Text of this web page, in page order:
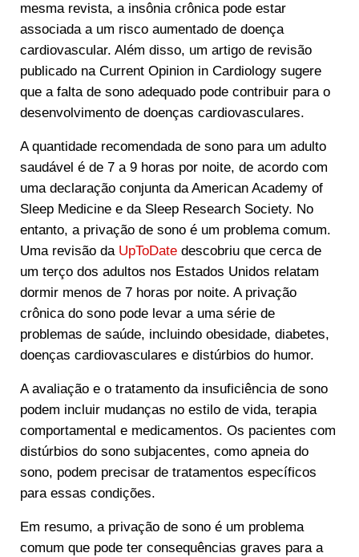
mesma revista, a insônia crônica pode estar
associada a um risco aumentado de doença
cardiovascular. Além disso, um artigo de revisão
publicado na Current Opinion in Cardiology sugere
que a falta de sono adequado pode contribuir para o
desenvolvimento de doenças cardiovasculares.
A quantidade recomendada de sono para um adulto
saudável é de 7 a 9 horas por noite, de acordo com
uma declaração conjunta da American Academy of
Sleep Medicine e da Sleep Research Society. No
entanto, a privação de sono é um problema comum.
Uma revisão da UpToDatedescobriu que cerca de
um terço dos adultos nos Estados Unidos relatam
dormir menos de 7 horas por noite. A privação
crônica do sono pode levar a uma série de
problemas de saúde, incluindo obesidade, diabetes,
doenças cardiovasculares e distúrbios do humor.
A avaliação e o tratamento da insuficiência de sono
podem incluir mudanças no estilo de vida, terapia
comportamental e medicamentos. Os pacientes com
distúrbios do sono subjacentes, como apneia do
sono, podem precisar de tratamentos específicos
para essas condições.
Em resumo, a privação de sono é um problema
comum que pode ter consequências graves para a